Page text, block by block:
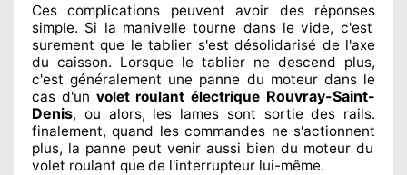
Ces complications peuvent avoir des réponses
simple. Si la manivelle tourne dans le vide, c'est
surement que le tablier s'est désolidarisé de l'axe
du caisson. Lorsque le tablier ne descend plus,
c'est généralement une panne du moteur dans le
cas d'un volet roulant électrique Rouvray-Saint-
Denis, ou alors, les lames sont sortiedes rails.
finalement, quand les commandes ne s'actionnent
plus, la panne peut venir aussi bien du moteur du
volet roulant que de l'interrupteur lui-même.